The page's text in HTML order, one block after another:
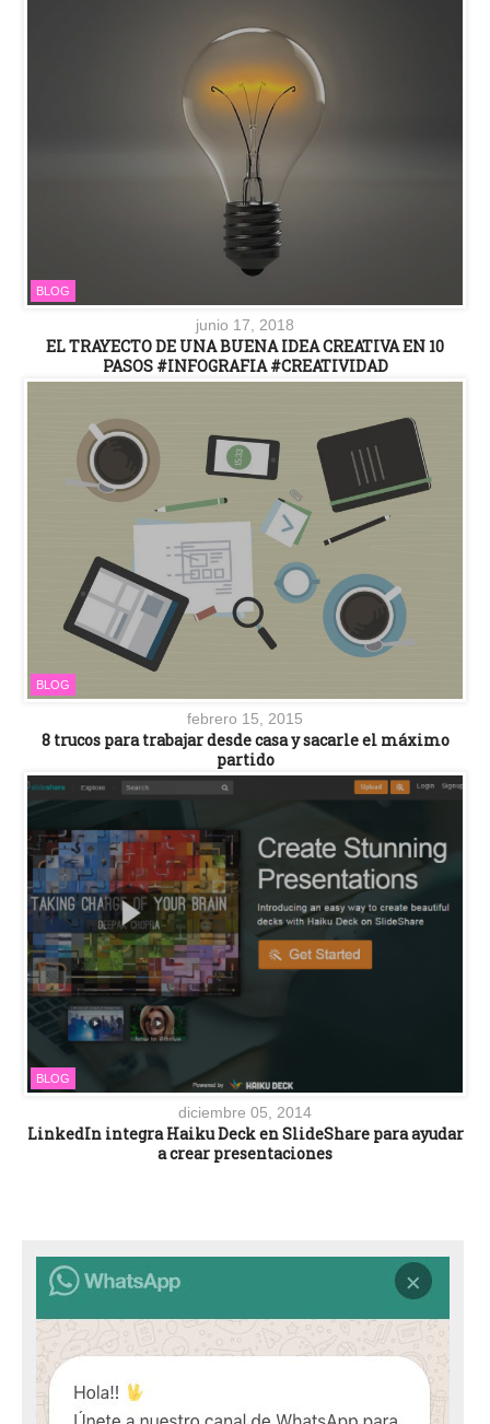
BLOG
junio 17, 2018
EL TRAYECTO DE UNA BUENA IDEA CREATIVA EN 10
PASOS #INFOGRAFIA #CREATIVIDAD
BLOG
febrero 15, 2015
8 trucos para trabajar desde casa y sacarle el máximo
partido
BLOG
diciembre 05, 2014
LinkedIn integra Haiku Deck en SlideShare para ayudar
a crear presentaciones